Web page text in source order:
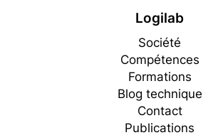
Logilab
Société
Compétences
Formations
Blog technique
Contact
Publications